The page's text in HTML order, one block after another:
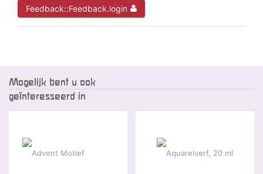
Feedback::Feedback.login
Mogelijk bent u ook
geïnteresseerd in